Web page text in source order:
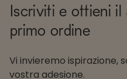
Iscriviti e ottieni
primo ordine
Vi invieremo ispirazione,
vostra adesione.